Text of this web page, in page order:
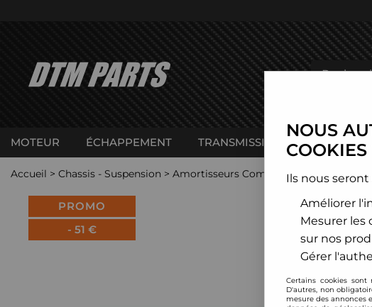
MOTEUR ÉCHAPPEMENT TRANSMISSION CHÂSSIS
Accueil > Chassis - Suspension > Amortisseurs Combinés filetés >Toyota
PROMO
- 51 €
NOUS
COOKIES
Ils nous
Améliorer
Mesurer les
sur nos
Gérer
Certains cookies
D'autres, non
mesure des annonces